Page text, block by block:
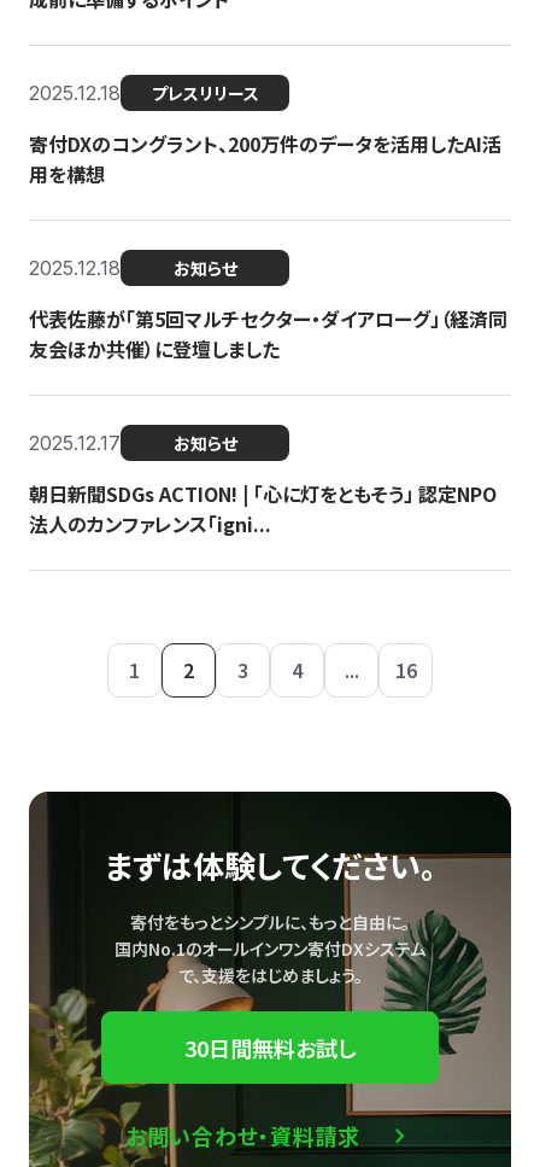
2025.12.18 プレスリリース
寄付DXのコングラント、200万件のデータを活用したAI活
用を構想
2025.12.18 お知らせ
代表佐藤が「第5回マルチセクター・ダイアローグ」（経済同
友会ほか共催）に登壇しました
2025.12.17 お知らせ
朝日新聞SDGs ACTION! | 「心に灯をともそう」 認定NPO
法人のカンファレンス「igni...
1 2 3 4 ... 16
まずは体験してください。
寄付をもっとシンプルに、もっと自由に。
国内No.1のオールインワン寄付DXシステム
で、支援をはじめましょう。
30日間無料お試し
お問い合わせ・資料請求